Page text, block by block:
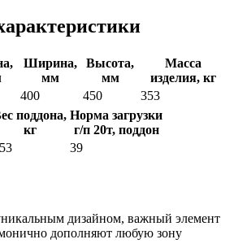
Ширина,
мм
Высота,
мм
Масса
изделия, кг
400 450
353
поддона,
кг
Норма загрузки
г/п 20т, поддон
39
дизайном, важный элемент
дополняют любую зону